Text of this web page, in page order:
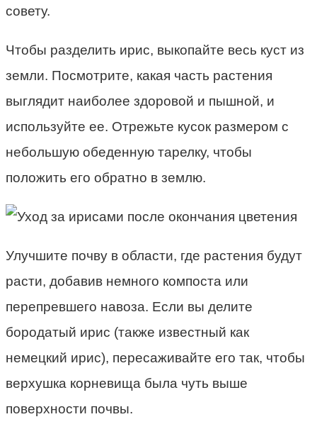
совету.
Чтобы разделить ирис, выкопайте весь куст из
земли. Посмотрите, какая часть растения
выглядит наиболее здоровой и пышной, и
используйте ее. Отрежьте кусок размером с
небольшую обеденную тарелку, чтобы
положить его обратно в землю.
Улучшите почву в области, где растения будут
расти, добавив немного компоста или
перепревшего навоза. Если вы делите
бородатый ирис (также известный как
немецкий ирис), пересаживайте его так, чтобы
верхушка корневища была чуть выше
поверхности почвы.